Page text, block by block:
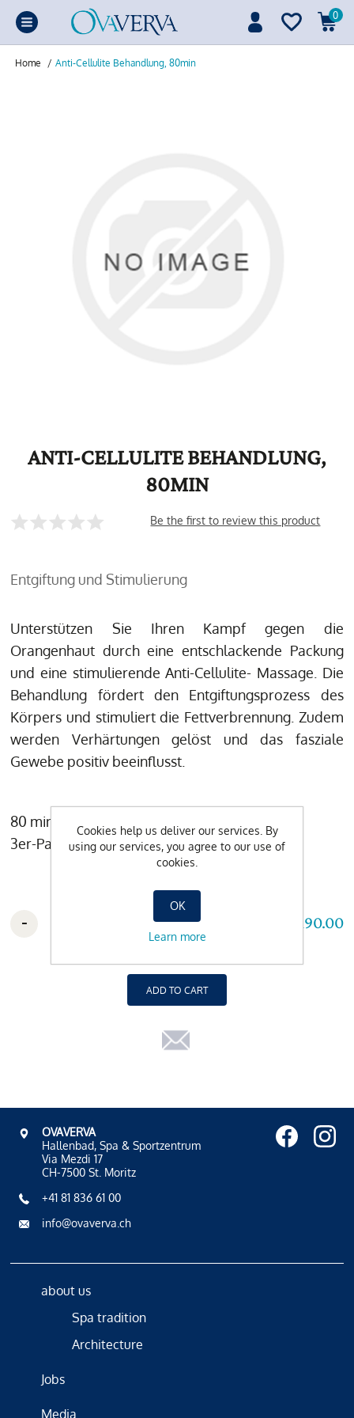
0
Home / Anti-Cellulite Behandlung, 80min
ANTI-CELLULITE BEHANDLUNG,
80MIN
Be the first to review this product
Entgiftung und Stimulierung
Unterstützen Sie Ihren Kampf gegen die
Orangenhaut durch eine entschlackende Packung
und eine stimulierende Anti-Cellulite- Massage. Die
Behandlung fördert den Entgiftungsprozess des
Körpers und stimuliert die Fettverbrennung. Zudem
werden Verhärtungen gelöst und das fasziale
Gewebe positiv beeinflusst.
80 min / CHF 190.– (inkl. 3 h Spa-Eintritt)
3er-Pack / CHF 515.– (inkl. 3 h Spa-Eintritt)
CHF 190.00
-
OVAVERVA
Hallenbad, Spa & Sportzentrum
Via Mezdi 17
CH-7500 St. Moritz
+41 81 836 61 00
info@ovaverva.ch
about us
Spa tradition
Architecture
Jobs
Media
Cookies help us deliver our services. By
using our services, you agree to our use of
cookies.
OK
Learn more